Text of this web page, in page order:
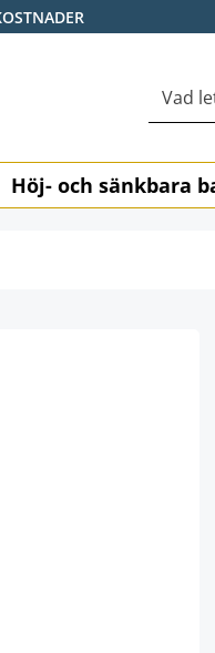
Höj- och sänkbara